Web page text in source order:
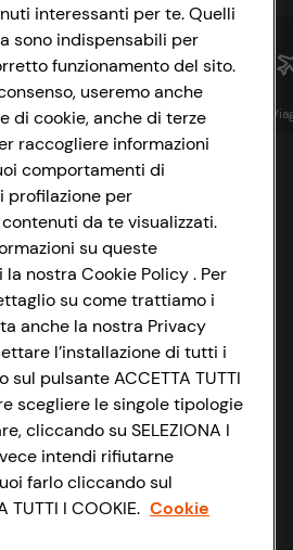
Sapori& Istituzionale
BOLOGNA
Imprese
interessanti per te. Quelli
sono indispensabili per
funzionamento del sito.
useremo anche
di cookie, anche di terze
raccogliere informazioni
comportamenti di
profilazione per
da te visualizzati.
su queste
nostra Cookie Policy . Per
su come trattiamo i
anche la nostra Privacy
l’installazione di tutti i
pulsante ACCETTA TUTTI
scegliere le singole tipologie
cliccando su SELEZIONA I
intendi rifiutarne
farlo cliccando sul
TUTTI I COOKIE. Cookie